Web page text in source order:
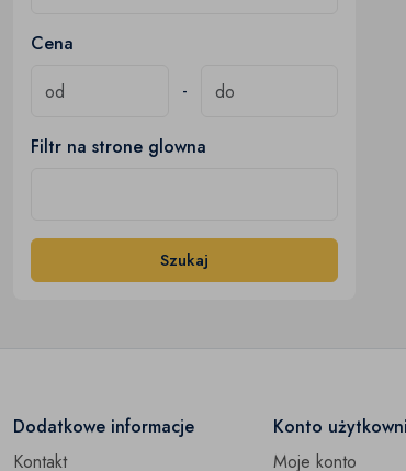
Cena
-
Filtr na strone glowna
Szukaj
Dodatkowe informacje
Kontakt
Konto
Moje konto